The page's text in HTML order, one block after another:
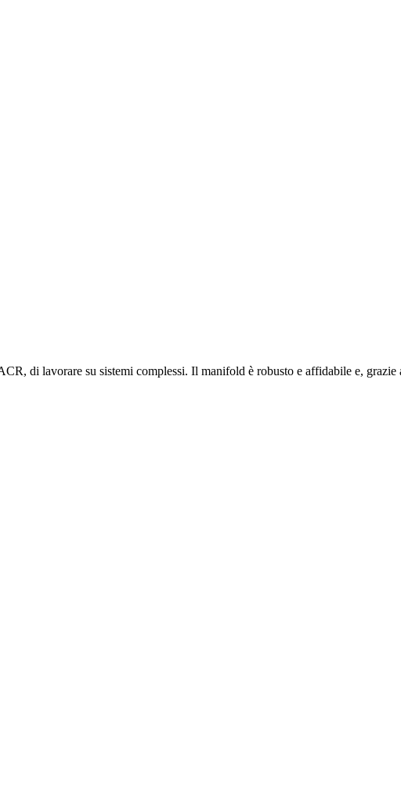
di lavorare su sistemi complessi. Il manifold è robusto e affidabile e, grazie